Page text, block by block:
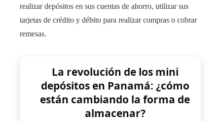
realizar depósitos en sus cuentas de ahorro, utilizar sus
tarjetas de crédito y débito para realizar compras o cobrar
remesas.
La revolución de los mini
depósitos en Panamá: ¿cómo
están cambiando la forma de
almacenar?